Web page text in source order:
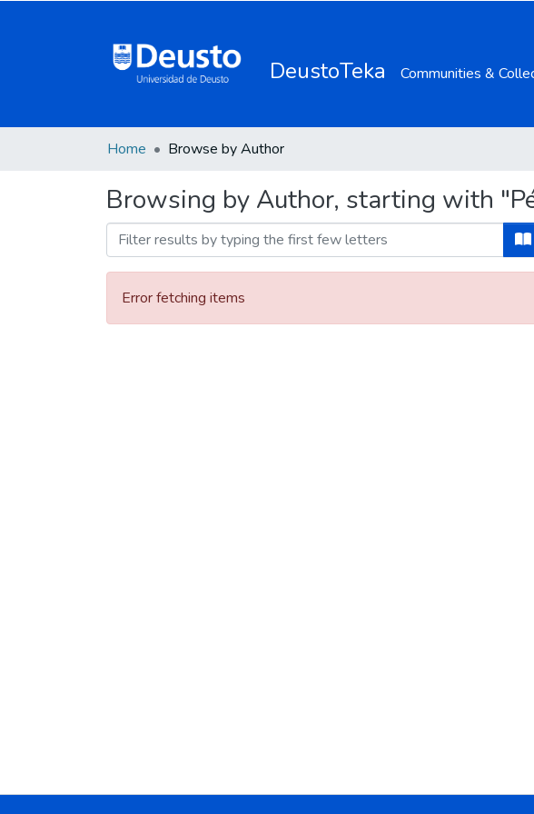
DeustoTeka Communities &
Home Browse by Author
Browsing by Author, starting with
Error fetching items